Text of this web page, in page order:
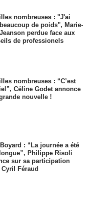
nombreuses : "J'ai
de poids", Marie-
perdue face aux
de professionels
nombreuses : “C’est
Céline Godet annonce
nouvelle !
: “La journée a été
Philippe Risoli
sur sa participation
Cyril Féraud